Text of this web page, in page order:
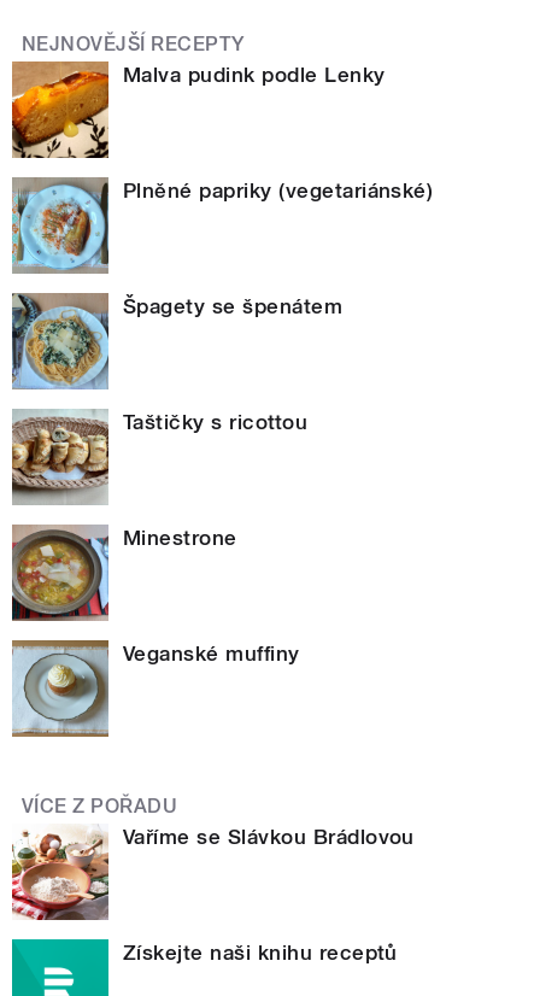
NEJNOVĚJŠÍ RECEPTY
Malva pudink podle Lenky
Plněné papriky (vegetariánské)
Špagety se špenátem
Taštičky s ricottou
Minestrone
Veganské muffiny
VÍCE Z POŘADU
Vaříme se Slávkou Brádlovou
Získejte naši knihu receptů